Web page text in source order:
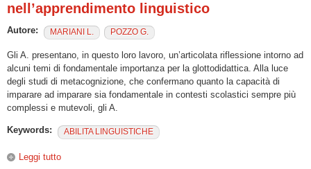
nell’apprendimento linguistico
Autore: MARIANI L. POZZO G.
Gli A. presentano, in questo loro lavoro, un’articolata riflessione intorno ad
alcuni temi di fondamentale importanza per la glottodidattica. Alla luce
degli studi di metacognizione, che confermano quanto la capacità di
imparare ad imparare sia fondamentale in contesti scolastici sempre più
complessi e mutevoli, gli A.
Keywords: ABILITA LINGUISTICHE
Leggi tutto